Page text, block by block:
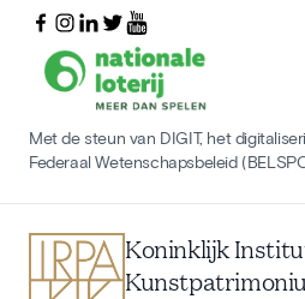
Met de steun van DIGIT, het
Federaal Wetenschapsbeleid
Koninklijk